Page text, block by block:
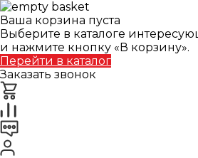
Ваша корзина пуста
Выберите в каталоге
и нажмите кнопку «В корзину».
Перейти в каталог
Заказать звонок